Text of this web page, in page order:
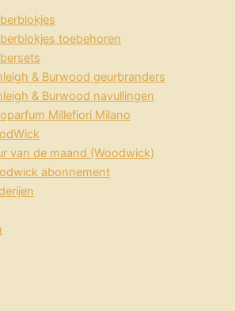
toebehoren
& Burwood geurbranders
& Burwood navullingen
Millefiori Milano
van de maand (Woodwick)
abonnement